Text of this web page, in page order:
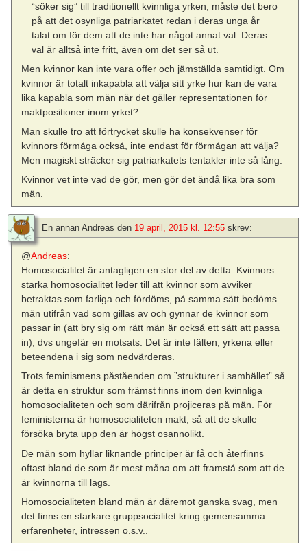
“söker sig” till traditionellt kvinnliga yrken, måste det bero
på att det osynliga patriarkatet redan i deras unga år
talat om för dem att de inte har något annat val. Deras
val är alltså inte fritt, även om det ser så ut.
Men kvinnor kan inte vara offer och jämställda samtidigt. Om
kvinnor är totalt inkapabla att välja sitt yrke hur kan de vara
lika kapabla som män när det gäller representationen för
maktpositioner inom yrket?
Man skulle tro att förtrycket skulle ha konsekvenser för
kvinnors förmåga också, inte endast för förmågan att välja?
Men magiskt sträcker sig patriarkatets tentakler inte så lång.
Kvinnor vet inte vad de gör, men gör det ändå lika bra som
män.
En annan Andreas den 19 april, 2015 kl. 12:55 skrev:
@Andreas:
Homosocialitet är antagligen en stor del av detta. Kvinnors
starka homosocialitet leder till att kvinnor som avviker
betraktas som farliga och fördöms, på samma sätt bedöms
män utifrån vad som gillas av och gynnar de kvinnor som
passar in (att bry sig om rätt män är också ett sätt att passa
in), dvs ungefär en motsats. Det är inte fälten, yrkena eller
beteendena i sig som nedvärderas.
Trots feminismens påståenden om ”strukturer i samhället” så
är detta en struktur som främst finns inom den kvinnliga
homosocialiteten och som därifrån projiceras på män. För
feministerna är homosocialiteten makt, så att de skulle
försöka bryta upp den är högst osannolikt.
De män som hyllar liknande principer är få och återfinns
oftast bland de som är mest måna om att framstå som att de
är kvinnorna till lags.
Homosocialiteten bland män är däremot ganska svag, men
det finns en starkare gruppsocialitet kring gemensamma
erfarenheter, intressen o.s.v..